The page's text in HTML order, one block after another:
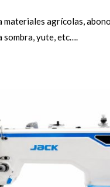
materiales agrícolas,
sombra, yute, etc….